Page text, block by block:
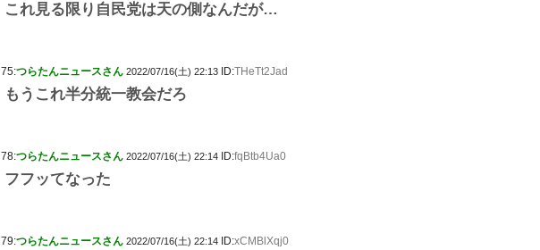
これ見る限り自民党は天の側なんだが…
75:つらたんニュースさん 2022/07/16(土) 22:13 ID:THeTt2Jad
もうこれ半分統一教会だろ
78:つらたんニュースさん 2022/07/16(土) 22:14 ID:fqBtb4Ua0
フフッてなった
79:つらたんニュースさん 2022/07/16(土) 22:14 ID:xCMBlXqj0